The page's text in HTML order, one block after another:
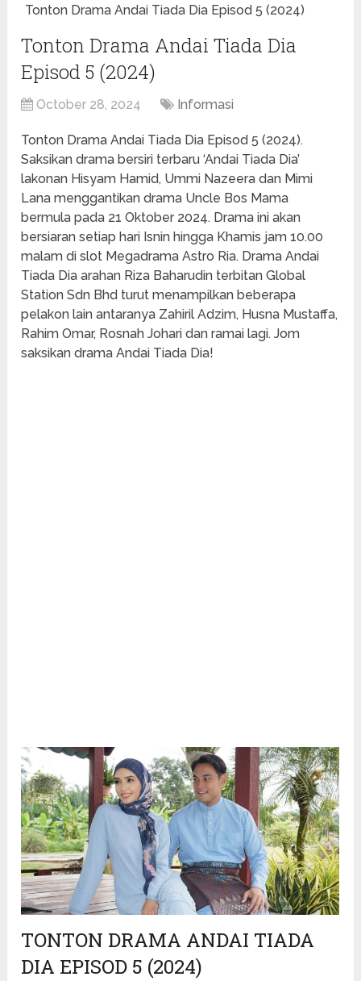
Tonton Drama Andai Tiada Dia Episod 5 (2024)
Tonton Drama Andai Tiada Dia
Episod 5 (2024)
October 28, 2024 Informasi
Tonton Drama Andai Tiada Dia Episod 5 (2024).
Saksikan drama bersiri terbaru ‘Andai Tiada Dia’
lakonan Hisyam Hamid, Ummi Nazeera dan Mimi
Lana menggantikan drama Uncle Bos Mama
bermula pada 21 Oktober 2024. Drama ini akan
bersiaran setiap hari Isnin hingga Khamis jam 10.00
malam di slot Megadrama Astro Ria. Drama Andai
Tiada Dia arahan Riza Baharudin terbitan Global
Station Sdn Bhd turut menampilkan beberapa
pelakon lain antaranya Zahiril Adzim, Husna Mustaffa,
Rahim Omar, Rosnah Johari dan ramai lagi. Jom
saksikan drama Andai Tiada Dia!
TONTON DRAMA ANDAI TIADA
DIA EPISOD 5 (2024)